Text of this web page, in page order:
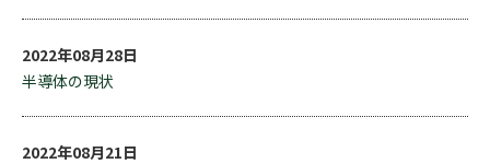
2022年08月28日
半導体の現状
2022年08月21日